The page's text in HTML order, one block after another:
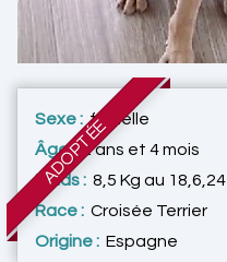
ADOPTÉE
Sexe : femelle
Âge :2 ans et 4 mois
Poids : 8,5 Kg au 18,6,24
Race : Croisée Terrier
Origine : Espagne